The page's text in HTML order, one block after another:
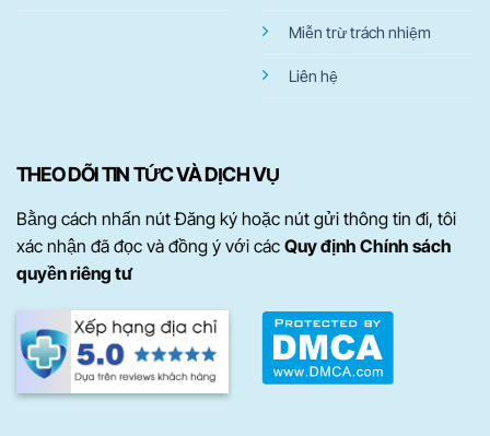
Miễn trừ trách nhiệm
Liên hệ
THEO DÕI TIN TỨC VÀ DỊCH VỤ
Bằng cách nhấn nút Đăng ký hoặc nút gửi thông tin đi, tôi
xác nhận đã đọc và đồng ý với các Quy định Chính sách
quyền riêng tư